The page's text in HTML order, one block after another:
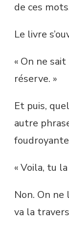
de ces
Le livre
« On ne
réserve. »
Et puis,
autre
« Voila, tu
Non. On ne
va la